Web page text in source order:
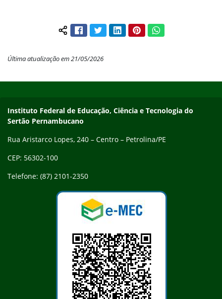
Compartilhar conteúdo:
FacebookTwitterLinkedInPinterestWhatsApp
Última atualização em 21/05/2026
Endereço
Instituto Federal de Educação, Ciência e Tecnologia do
Sertão Pernambucano
Rua Aristarco Lopes, 240 – Centro – Petrolina/PE
CEP: 56302-100
Telefone: (87) 2101-2350